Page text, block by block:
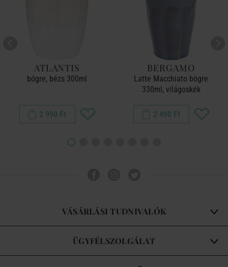
ATLANTIS
bögre, bézs 300ml
2 990 Ft
BERGAMO
Latte Macchiato bögre
330ml, világoskék
2 490 Ft
VÁSÁRLÁSI TUDNIVALÓK
ÜGYFÉLSZOLGÁLAT